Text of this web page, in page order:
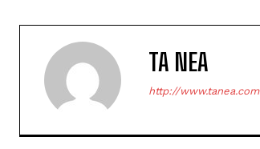
TA NEA
http://www.tanea.com